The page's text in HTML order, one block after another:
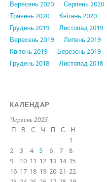
Вересень 2020
Серпень 2020
Травень 2020
Квітень 2020
Грудень 2019
Листопад 2019
Вересень 2019
Липень 2019
Квітень 2019
Березень 2019
Грудень 2018
Листопад 2018
КАЛЕНДАР
Червень 2025
П
В С Ч П С Н
1
2
3 4 5 6 7
8
9
10 11 12 13 14 15
16 17 18 19 20 21 22